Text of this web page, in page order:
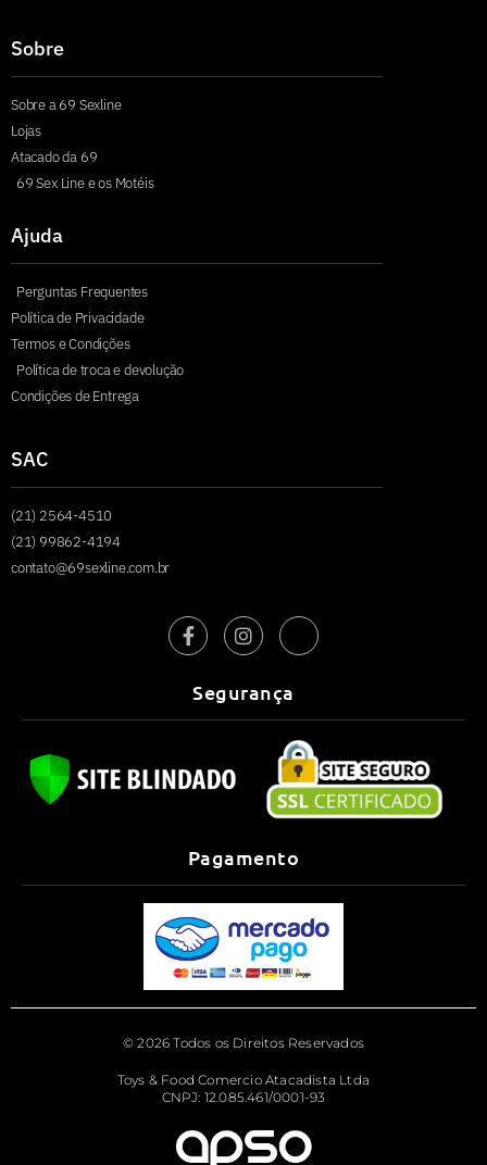
Sobre
Sobre a 69 Sexline
Lojas
Atacado da 69
69 Sex Line e os Motéis
Ajuda
Perguntas Frequentes
Política de Privacidade
Termos e Condições
Política de troca e devolução
Condições de Entrega
SAC
(21) 2564-4510
(21) 99862-4194
contato@69sexline.com.br
Segurança
Pagamento
© 2026 Todos os Direitos Reservados
Toys & Food Comercio Atacadista Ltda
CNPJ: 12.085.461/0001-93